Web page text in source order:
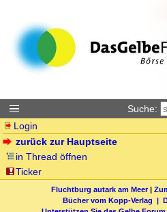
Suche:
Login
zurück zur Hauptseite
in Thread öffnen
Ticker
Fluchtburg autark am Meer|
Bücher vom Kopp-Verlag |